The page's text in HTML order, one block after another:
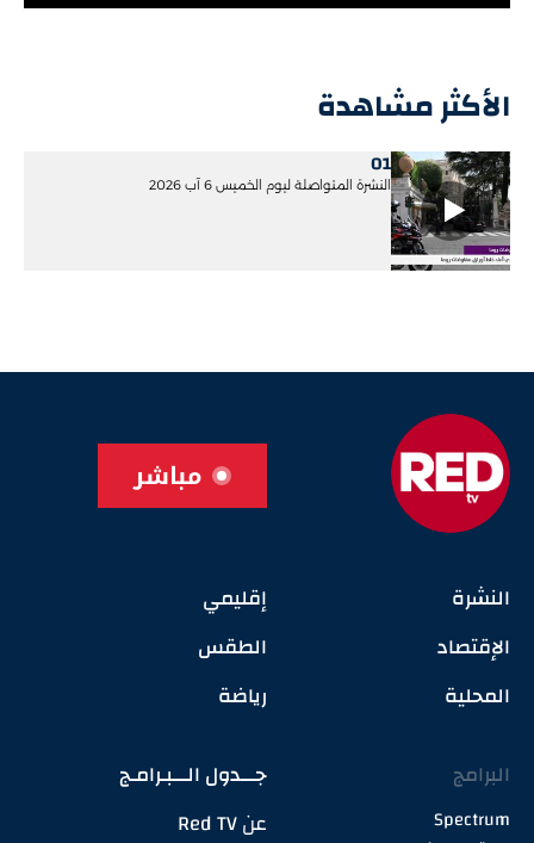
الأكثر مشاهدة
01
النشرة المتواصلة ليوم الخميس 6 آب 2026
مباشر
النشرة
الإقتصاد
المحلية
إقليمي
الطقس
رياضة
البرامج
Spectrum
جـــدول الـــبـرامـج
عن Red TV